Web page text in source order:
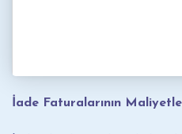
İade Faturalarının